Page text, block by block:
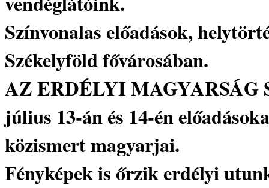
Színvonalas előadások,
Székelyföld fővárosában.
AZ ERDÉLYI MAGYARSÁG
július 13-án és 14-én
közismert magyarjai.
Fényképek is őrzik erdélyi